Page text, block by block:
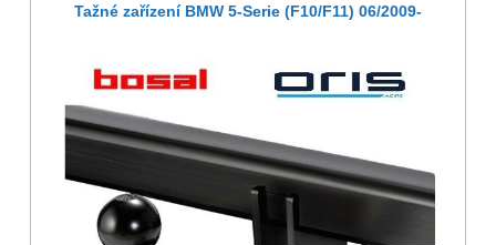
Tažné zařízení BMW 5-Serie (F10/F11) 06/2009-